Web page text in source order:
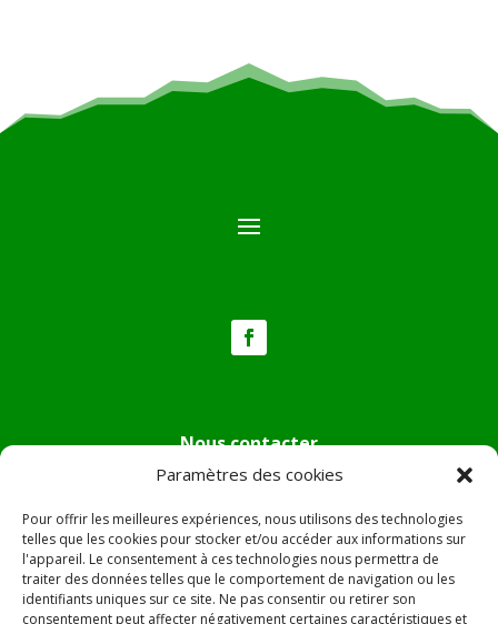
Paramètres des cookies
Pour offrir les meilleures expériences, nous utilisons des technologies
telles que les cookies pour stocker et/ou accéder aux informations sur
l'appareil. Le consentement à ces technologies nous permettra de
traiter des données telles que le comportement de navigation ou les
identifiants uniques sur ce site. Ne pas consentir ou retirer son
consentement peut affecter négativement certaines caractéristiques et
Nous contacter
Tél :04.95.36.24.02
Mail:
mairie.pietradiverde@wanadoo.fr
Adresse :Hôtel de ville de Pietra di Verde
Le village
20230 Pietra di Verde